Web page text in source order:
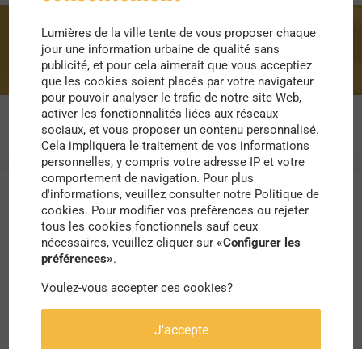
Cleanwalk
Lumières de la ville tente de vous proposer chaque
jour une information urbaine de qualité sans
publicité, et pour cela aimerait que vous acceptiez
que les cookies soient placés par votre navigateur
pour pouvoir analyser le trafic de notre site Web,
activer les fonctionnalités liées aux réseaux
sociaux, et vous proposer un contenu personnalisé.
Cela impliquera le traitement de vos informations
personnelles, y compris votre adresse IP et votre
comportement de navigation. Pour plus
d'informations, veuillez consulter notre Politique de
cookies. Pour modifier vos préférences ou rejeter
tous les cookies fonctionnels sauf ceux
nécessaires, veuillez cliquer sur«Configurer les
préférences».
Voulez-vous accepter ces cookies?
J'accepte